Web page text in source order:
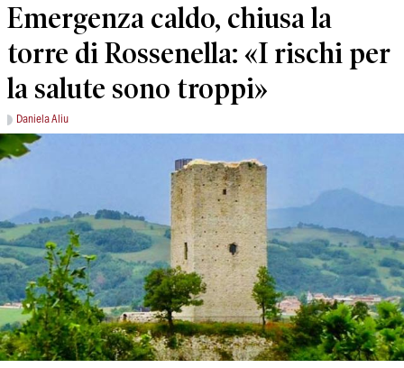
Emergenza caldo, chiusa la
torre di Rossenella: «I rischi per
la salute sono troppi»
Daniela Aliu